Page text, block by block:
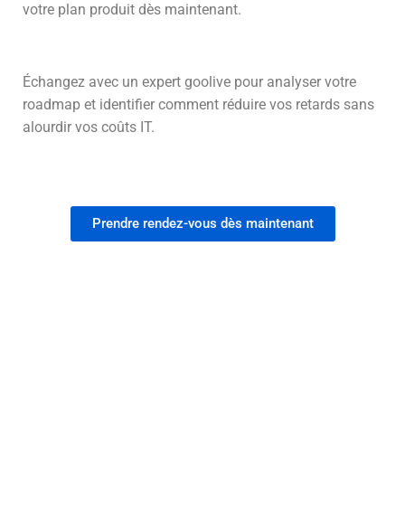
votre plan produit dès maintenant.
Échangez avec un expert goolive pour analyser votre
roadmap et identifier comment réduire vos retards sans
alourdir vos coûts IT.
Prendre rendez-vous dès maintenant